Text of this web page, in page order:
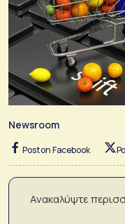
Newsroom
Post on Facebook
Ανακαλύψτε